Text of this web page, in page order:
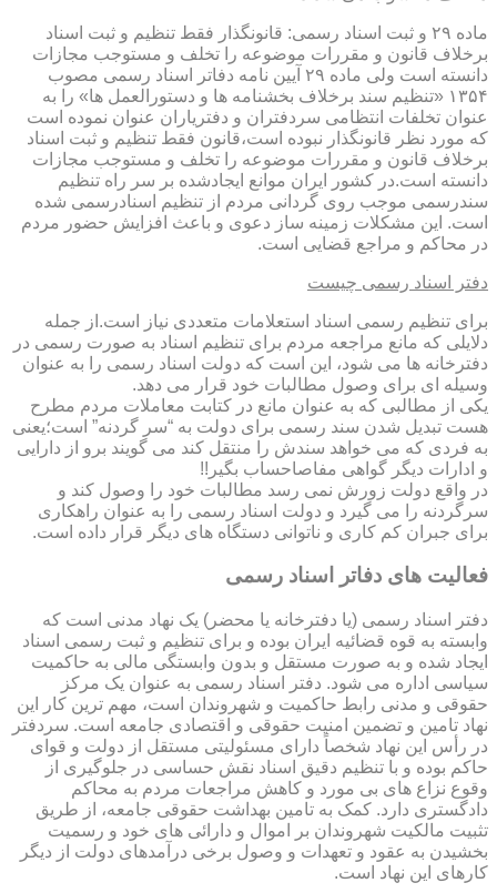
ماده ۲۹ و ثبت اسناد رسمی: قانونگذار فقط تنظیم و ثبت اسناد
برخلاف قانون و مقررات موضوعه را تخلف و مستوجب مجازات
دانسته است ولی ماده ۲۹ آیین نامه دفاتر اسناد رسمی مصوب
۱۳۵۴ «تنظیم سند برخلاف بخشنامه ها و دستورالعمل ها» را به
عنوان تخلفات انتظامی سردفتران و دفتریاران عنوان نموده است
که مورد نظر قانونگذار نبوده است،قانون فقط تنظیم و ثبت اسناد
برخلاف قانون و مقررات موضوعه را تخلف و مستوجب مجازات
دانسته است.در کشور ایران موانع ایجادشده بر سر راه تنظیم
سندرسمی موجب روی گردانی مردم از تنظیم اسنادرسمی شده
است. این مشکلات زمینه ساز دعوی و باعث افزایش حضور مردم
در محاکم و مراجع قضایی است.
دفتر اسناد رسمی چیست
برای تنظیم رسمی اسناد استعلامات متعددی نیاز است.از جمله
دلایلی که مانع مراجعه مردم برای تنظیم اسناد به صورت رسمی در
دفترخانه ها می شود، این است که دولت اسناد رسمی را به عنوان
وسیله ای برای وصول مطالبات خود قرار می دهد.
یکی از مطالبی که به عنوان مانع در کتابت معاملات مردم مطرح
هست تبدیل شدن سند رسمی برای دولت به “سر گردنه” است؛یعنی
به فردی که می خواهد سندش را منتقل کند می گویند برو از دارایی
و ادارات دیگر گواهی مفاصاحساب بگیر!!
در واقع دولت زورش نمی رسد مطالبات خود را وصول کند و
سرگردنه را می گیرد و دولت اسناد رسمی را به عنوان راهکاری
برای جبران کم کاری و ناتوانی دستگاه های دیگر قرار داده است.
فعالیت های دفاتر اسناد رسمی
دفتر اسناد رسمی (یا دفترخانه یا محضر) یک نهاد مدنی است که
وابسته به قوه قضائیه ایران بوده و برای تنظیم و ثبت رسمی اسناد
ایجاد شده و به صورت مستقل و بدون وابستگی مالی به حاکمیت
سیاسی اداره می شود. دفتر اسناد رسمی به عنوان یک مرکز
حقوقی و مدنی رابط حاکمیت و شهروندان است، مهم ترین کار این
نهاد تامین و تضمین امنیت حقوقی و اقتصادی جامعه است. سردفتر
در رأس این نهاد شخصاً دارای مسئولیتی مستقل از دولت و قوای
حاکم بوده و با تنظیم دقیق اسناد نقش حساسی در جلوگیری از
وقوع نزاع های بی مورد و کاهش مراجعات مردم به محاکم
دادگستری دارد. کمک به تامین بهداشت حقوقی جامعه، از طریق
تثبیت مالکیت شهروندان بر اموال و دارائی های خود و رسمیت
بخشیدن به عقود و تعهدات و وصول برخی درآمدهای دولت از دیگر
کارهای این نهاد است.